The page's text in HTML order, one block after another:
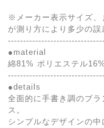
※メーカー表示サイズ、
が測り方により多少の誤
●material
綿81% ポリエステル
●details
全面的に手書き調のブ
ス。
シンプルなデザインの